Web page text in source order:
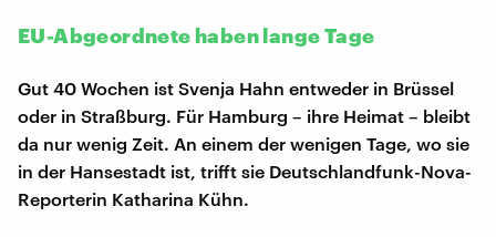
EU-Abgeordnete haben lange Tage
Gut 40 Wochen ist Svenja Hahn entweder in Brüssel
oder in Straßburg. Für Hamburg – ihre Heimat – bleibt
da nur wenig Zeit. An einem der wenigen Tage, wo sie
in der Hansestadt ist, trifft sie Deutschlandfunk-Nova-
Reporterin Katharina Kühn.